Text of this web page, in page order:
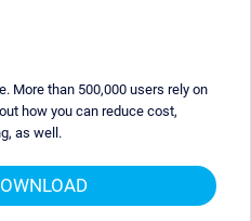
More than 500,000 users rely on
how you can reduce cost,
as well.